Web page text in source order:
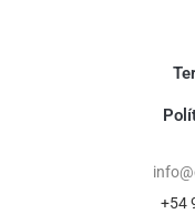
+54